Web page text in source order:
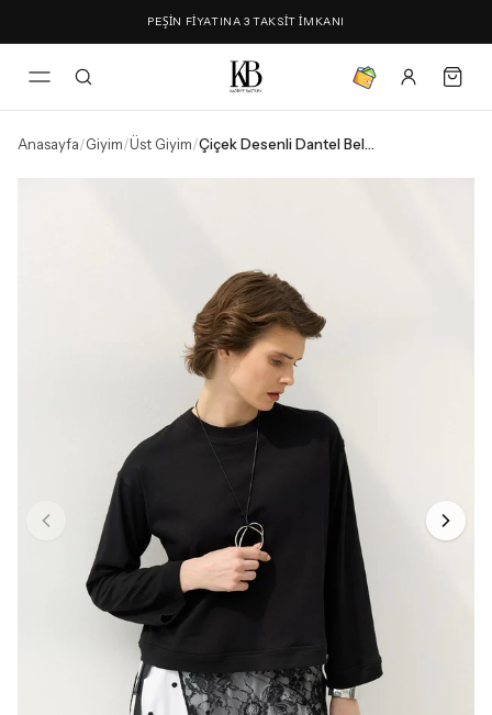
PEŞİN FİYATINA 3 TAKSİT İMKANI
Anasayfa/Giyim/Üst Giyim/ Çiçek Desenli Dantel Bel Aksesuarı Siyah